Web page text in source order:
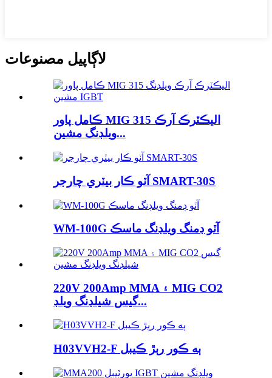
لاڳاپيل مصنوعات
ڪامل پاور MIG 315 اليڪٽرڪ آرڪ
ويلڊنگ مشين...
آٽو ڪار بيٽري چارجر SMART-30S
WM-100G آٽو ڊمنگ ويلڊنگ ماسڪ
220V 200Amp MMA ۽ MIG CO2
گيس شيلڊنگ ويلڊ...
H03VVH2-F ٻه ڪور رٻڙ ڪيبل